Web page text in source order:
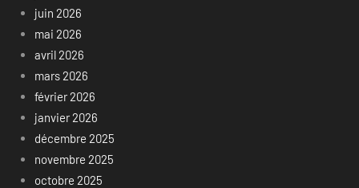
juin 2026
mai 2026
avril 2026
mars 2026
février 2026
janvier 2026
décembre 2025
novembre 2025
octobre 2025